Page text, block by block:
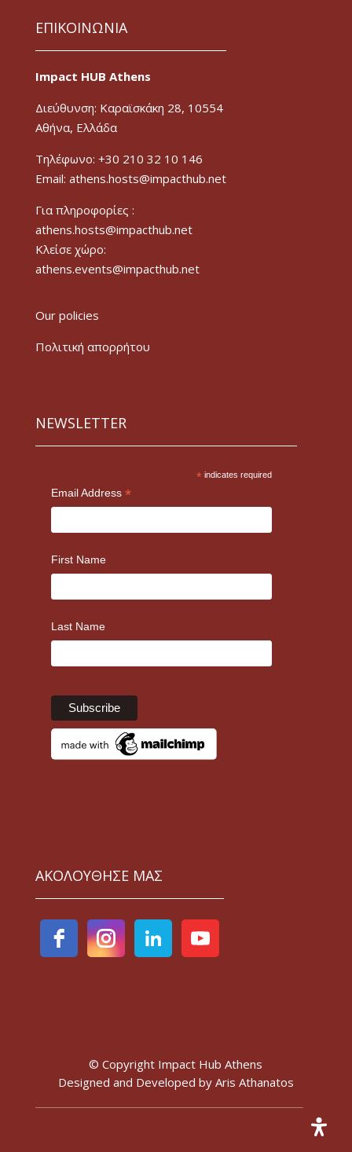
ΕΠΙΚΟΙΝΩΝΙΑ
Impact HUB Athens
Διεύθυνση: Καραϊσκάκη 28, 10554
Αθήνα, Ελλάδα
Τηλέφωνο: +30 210 32 10 146
Email: athens.hosts@impacthub.net
Για πληροφορίες :
athens.hosts@impacthub.net
Κλείσε χώρο:
athens.events@impacthub.net
Our policies
Πολιτική απορρήτου
NEWSLETTER
* indicates required
Email Address *
First Name
Last Name
ΑΚΟΛΟΥΘΗΣΕ ΜΑΣ
© Copyright Impact Hub Athens
Designed and Developed by Aris Athanatos